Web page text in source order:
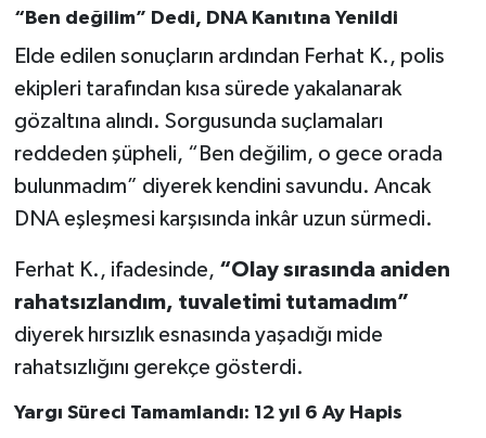
“Ben değilim” Dedi, DNA Kanıtına Yenildi
Elde edilen sonuçların ardından Ferhat K., polis
ekipleri tarafından kısa sürede yakalanarak
gözaltına alındı. Sorgusunda suçlamaları
reddeden şüpheli, “Ben değilim, o gece orada
bulunmadım” diyerek kendini savundu. Ancak
DNA eşleşmesi karşısında inkâr uzun sürmedi.
Ferhat K., ifadesinde, “Olay sırasında aniden
rahatsızlandım, tuvaletimi tutamadım”
diyerek hırsızlık esnasında yaşadığı mide
rahatsızlığını gerekçe gösterdi.
Yargı Süreci Tamamlandı: 12 yıl 6 Ay Hapis